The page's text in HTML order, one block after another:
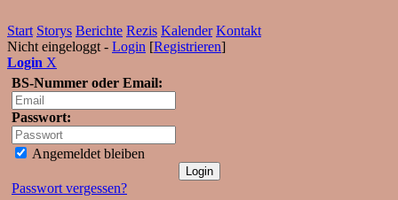
Start Storys Berichte Rezis Kalender Kontakt
Nicht eingeloggt - Login [Registrieren]
Login X
BS-Nummer oder Email:
Passwort:
Angemeldet bleiben
Passwort vergessen?